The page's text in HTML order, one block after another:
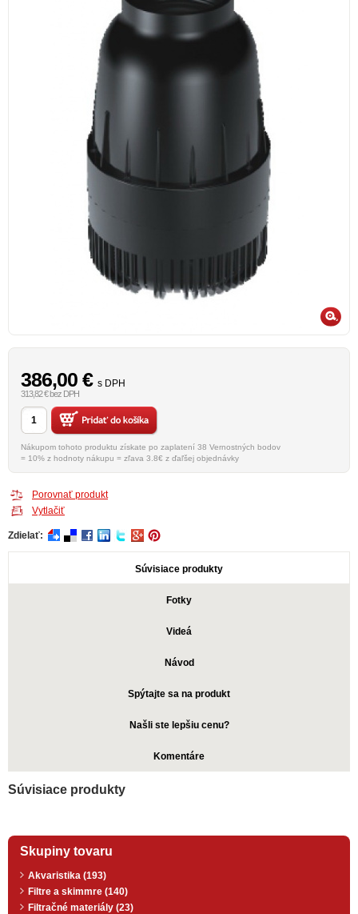
386,00 € s DPH
313,82 € bez DPH
Nákupom tohoto produktu získate po zaplatení 38 Vernostných bodov
= 10% z hodnoty nákupu = zľava 3.8€ z ďaľšej objednávky
Porovnať produkt
Vytlačiť
Zdielať:
Súvisiace produkty
Fotky
Videá
Návod
Spýtajte sa na produkt
Našli ste lepšiu cenu?
Komentáre
Súvisiace produkty
Skupiny tovaru
Akvaristika (193)
Filtre a skimmre (140)
Filtračné materiály (23)